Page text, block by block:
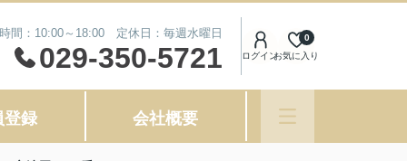
間：10:00～18:00 定休日：毎週水曜日
029-350-5721 ログインお気に入り
0
登録 会社概要